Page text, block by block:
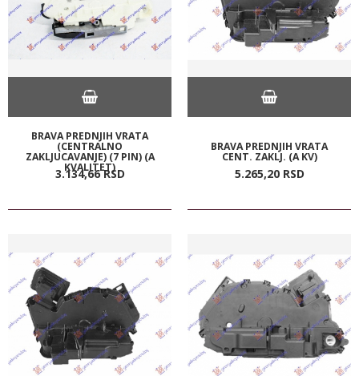
BRAVA PREDNJIH VRATA
(CENTRALNO
ZAKLJUCAVANJE) (7 PIN) (A
KVALITET)
3.134,66 RSD
BRAVA PREDNJIH VRATA
CENT. ZAKLJ. (A KV)
5.265,20 RSD